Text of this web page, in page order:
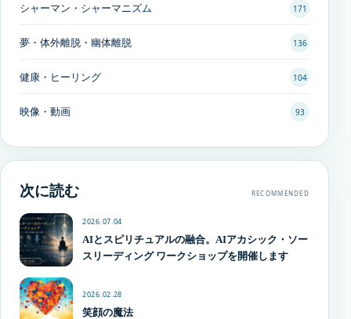
シャーマン・シャーマニズム 171
夢・体外離脱・幽体離脱 136
健康・ヒーリング 104
映像・動画 93
次に読む RECOMMENDED
2026.07.04
AIとスピリチュアルの融合。AIアカシック・ソー
スリーディング ワークショップを開催します
2026.02.28
笑顔の魔法